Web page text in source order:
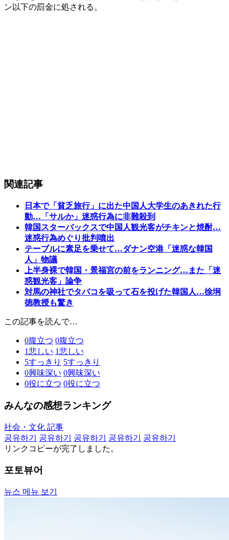
ン以下の罰金に処される。
関連記事
日本で「貧乏旅行」に出た中国人大学生のあきれた行
動…「サルか」迷惑行為に非難殺到
韓国スターバックスで中国人観光客がチキンと焼酎…
迷惑行為めぐり批判噴出
テーブルに素足を乗せて…ダナン空港「迷惑な韓国
人」物議
上半身裸で韓国・景福宮の前をランニング…また「迷
惑観光客」論争
対馬の神社でタバコを吸って石を投げた韓国人…徐坰
徳教授も驚き
この記事を読んで…
0腹立つ 0腹立つ
1悲しい 1悲しい
5すっきり 5すっきり
0興味深い 0興味深い
0役に立つ 0役に立つ
みんなの感想ランキング
社会・文化 記事
공유하기
공유하기 공유하기 공유하기
공유하기
リンクコピーが完了しました。
포토뷰어
뉴스 메뉴 보기